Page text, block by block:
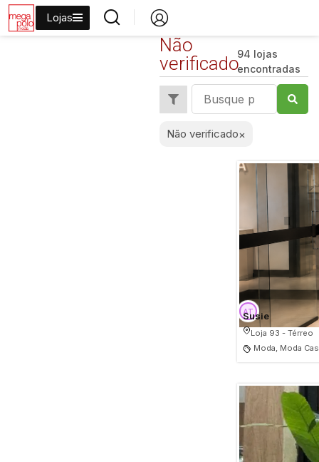
Lojas
Não
verificado94 lojas
encontradas
Não verificado×
Susie
Loja 93 - Térreo
Moda, Moda